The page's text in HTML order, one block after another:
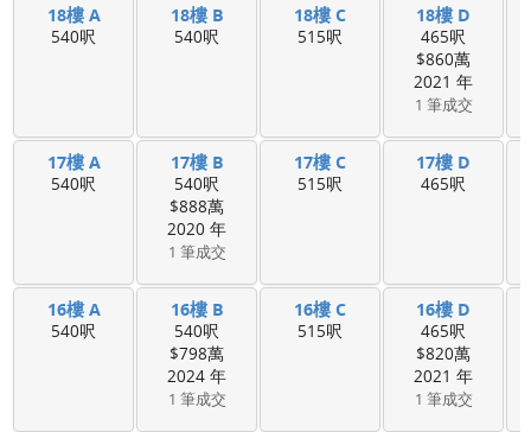
18樓 A
540呎
18樓 B
540呎
18樓 C
515呎
18樓 D
465呎
$860萬
2021 年
1 筆成交
17樓 A
540呎
17樓 B
540呎
$888萬
2020 年
1 筆成交
17樓 C
515呎
17樓 D
465呎
16樓 A
540呎
16樓 B
540呎
$798萬
2024 年
1 筆成交
16樓 C
515呎
16樓 D
465呎
$820萬
2021 年
1 筆成交